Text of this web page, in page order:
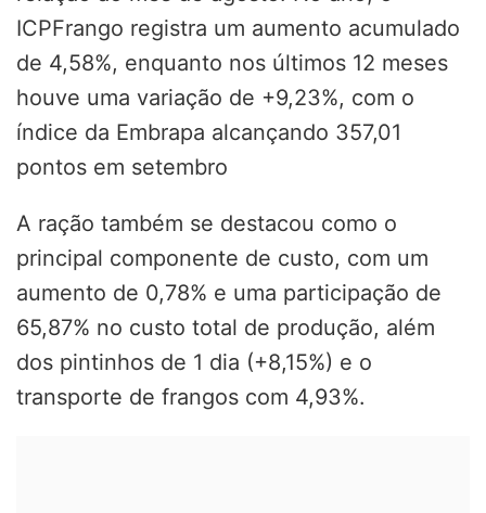
ICPFrango registra um aumento acumulado
de 4,58%, enquanto nos últimos 12 meses
houve uma variação de +9,23%, com o
índice da Embrapa alcançando 357,01
pontos em setembro
A ração também se destacou como o
principal componente de custo, com um
aumento de 0,78% e uma participação de
65,87% no custo total de produção, além
dos pintinhos de 1 dia (+8,15%) e o
transporte de frangos com 4,93%.